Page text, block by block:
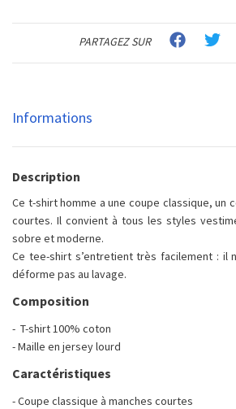
PARTAGEZ SUR
Informations
Description
Ce t-shirt homme a une coupe classique, un
courtes. Il convient à tous les styles
sobre et moderne.
Ce tee-shirt s’entretient très facilement : il
déforme pas au lavage.
Composition
- T-shirt 100% coton
- Maille en jersey lourd
Caractéristiques
- Coupe classique à manches courtes